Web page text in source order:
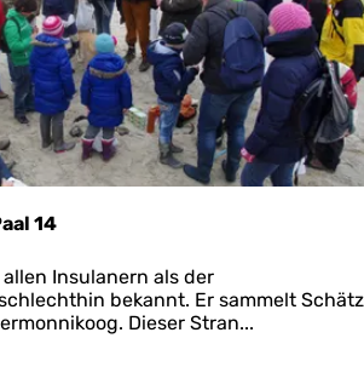
14
Insulanern als der
bekannt. Er sammelt
Dieser Stran...